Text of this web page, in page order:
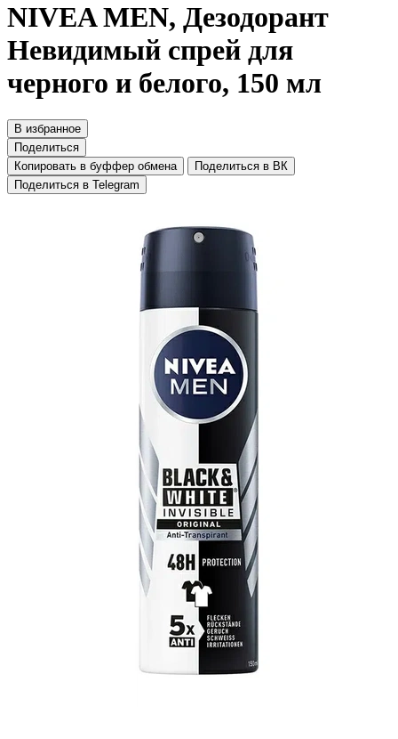
NIVEA MEN, Дезодорант
Невидимый спрей для
черного и белого, 150 мл
В избранное
Поделиться
Копировать в буффер обмена
Поделиться в ВК
Поделиться в Telegram